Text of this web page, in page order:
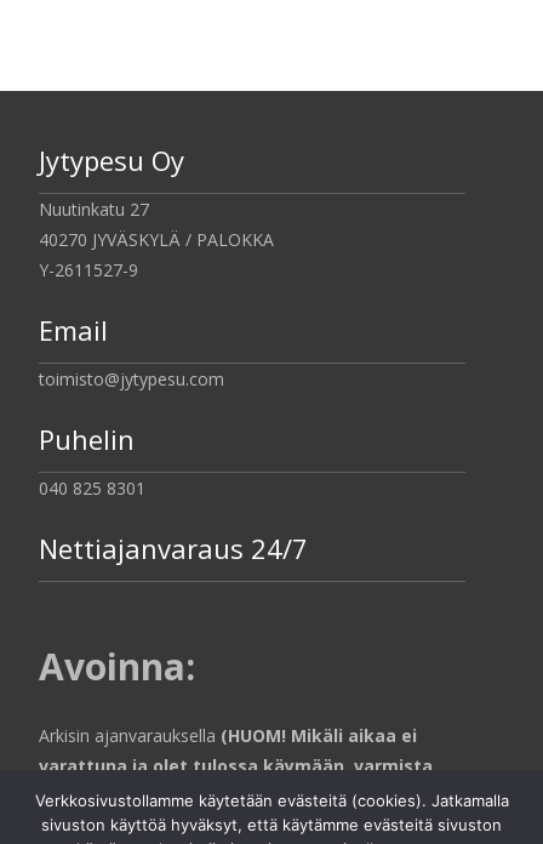
Jytypesu Oy
Nuutinkatu 27
40270 JYVÄSKYLÄ / PALOKKA
Y-2611527-9
Email
toimisto@jytypesu.com
Puhelin
040 825 8301
Nettiajanvaraus 24/7
Avoinna:
Arkisin ajanvarauksella (HUOM! Mikäli aikaa ei
varattuna ja olet tulossa käymään, varmista
aina puhelimitse että toimistohallin puolella
ollaan paikalla).
Verkkosivustollamme käytetään evästeitä (cookies). Jatkamalla
sivuston käyttöä hyväksyt, että käytämme evästeitä sivuston